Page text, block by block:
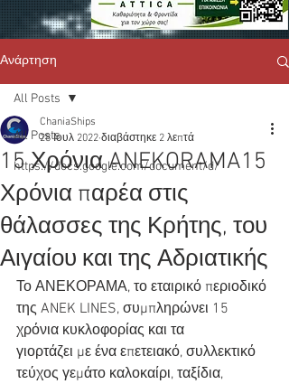
Ανάρτηση
All Posts
https://docs.google.com/document/d/
All Posts
15 Χρόνια ANEKORAMA15
Χρόνια παρέα στις
θάλασσες της Κρήτης, του
Αιγαίου και της Αδριατικής
ChaniaShips
28 Ιουλ 2022 διαβάστηκε 2 λεπτά
Το ΑΝΕΚΟΡΑΜΑ, το εταιρικό περιοδικό
της ANEK LINES, συμπληρώνει 15
χρόνια κυκλοφορίας και τα
γιορτάζει με ένα επετειακό, συλλεκτικό
τεύχος γεμάτο καλοκαίρι, ταξίδια,